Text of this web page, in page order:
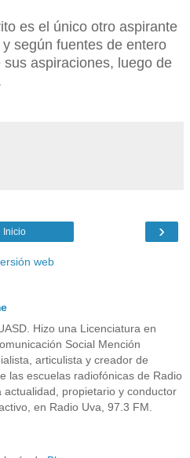
es el único otro aspirante
según fuentes de entero
aspiraciones, luego de
›
Inicio
web
Hizo una Licenciatura en
Social Mención
articulista y creador de
las escuelas radiofónicas de Radio
actualidad, propietario y conductor
en Radio Uva, 97.3 FM.